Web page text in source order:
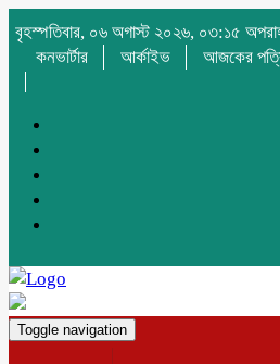
বৃহস্পতিবার, ০৬ অগাস্ট ২০২৬, ০৩:১৫
কনভার্টার
আর্কাইভ আজকের
Toggle navigation